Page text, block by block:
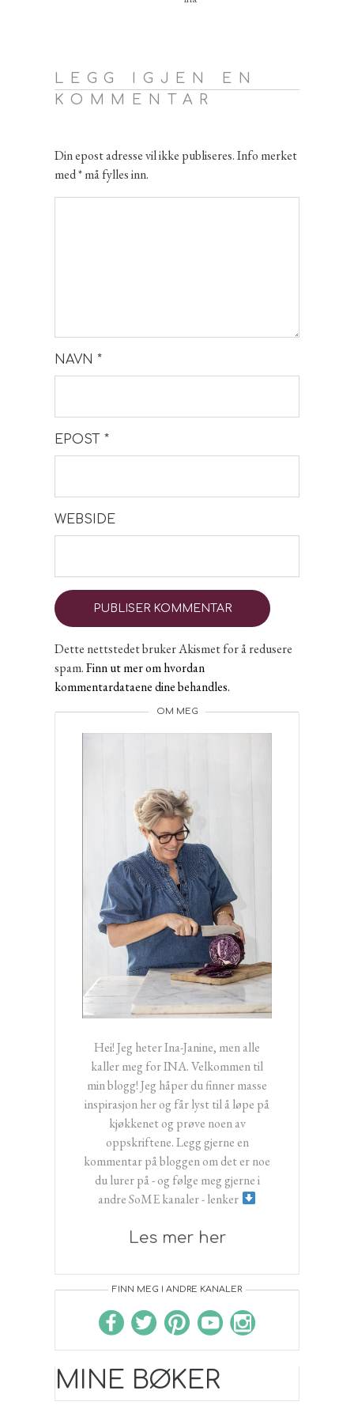
LEGG IGJEN EN
KOMMENTAR
Din epost adresse vil ikke publiseres. Info merket
med * må fylles inn.
NAVN *
EPOST *
WEBSIDE
Dette nettstedet bruker Akismet for å redusere
spam.Finn ut mer om hvordan
kommentardataene dine behandles.
OM MEG
Hei! Jeg heter Ina-Janine, men alle
kaller meg for INA. Velkommen til
min blogg! Jeg håper du finner masse
inspirasjon her og får lyst til å løpe på
kjøkkenet og prøve noen av
oppskriftene. Legg gjerne en
kommentar på bloggen om det er noe
du lurer på - og følge meg gjerne i
andre SoME kanaler - lenker
Les mer her
FINN MEG I ANDRE KANALER
MINE BØKER